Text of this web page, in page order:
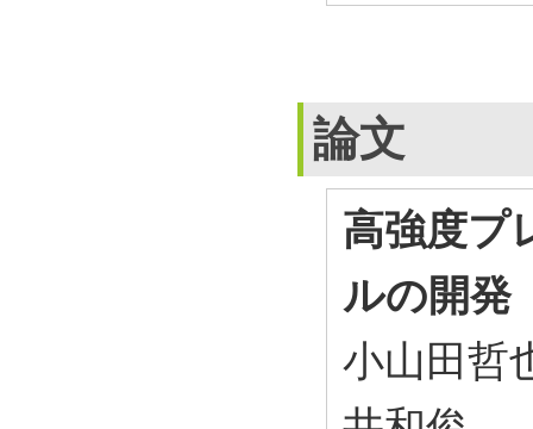
論文
高強度プ
ルの開発
小山田哲